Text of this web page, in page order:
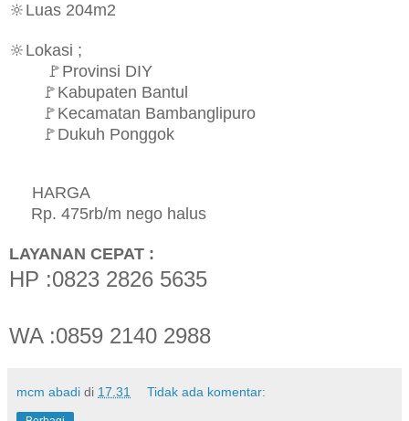
🔆Luas ​204m2​
🔆Lokasi ;
🚩Provinsi DIY
🚩Kabupaten Bantul
🚩Kecamatan Bambanglipuro
🚩Dukuh Ponggok
HARGA​
Rp. 475rb/m nego halus
LAYANAN CEPAT :
HP :0823 2826 5635
WA :0859 2140 2988
mcm abadi di 17.31 Tidak ada komentar: